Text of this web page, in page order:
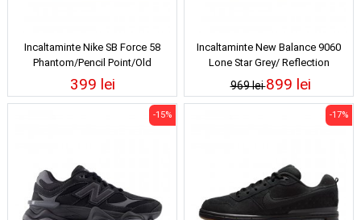
Incaltaminte Nike SB Force 58
Phantom/Pencil Point/Old
Royal/Light Orewood Brown
399 lei
Incaltaminte New Balance 9060
Lone Star Grey/ Reflection
969 lei899 lei
-15% -17%